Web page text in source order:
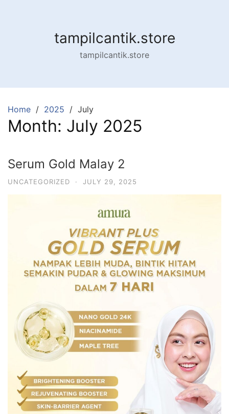
tampilcantik.store
tampilcantik.store
Home 2025 July
Month: July 2025
Serum Gold Malay 2
UNCATEGORIZED · JULY 29, 2025